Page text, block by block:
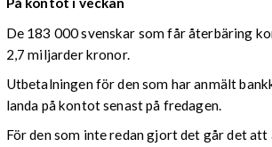
De 183 000 svenskar som får återbäring
2,7 miljarder kronor.
Utbetalningen för den som har anmält
landa på kontot senast på fredagen.
För den som inte redan gjort det går det att